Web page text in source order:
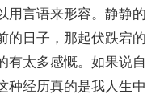
用言语来形容。静静的
的日子，那起伏跌宕的
有太多感慨。如果说自
种经历真的是我人生中